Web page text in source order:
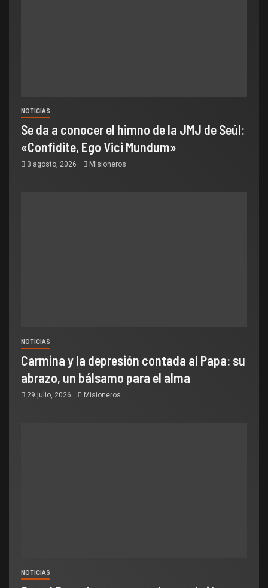
NOTICIAS
Se da a conocer el himno de la JMJ de Seúl:
«Confidite, Ego Vici Mundum»
3 agosto, 2026 Misioneros
NOTICIAS
Carmina y la depresión contada al Papa: su
abrazo, un bálsamo para el alma
29 julio, 2026 Misioneros
NOTICIAS